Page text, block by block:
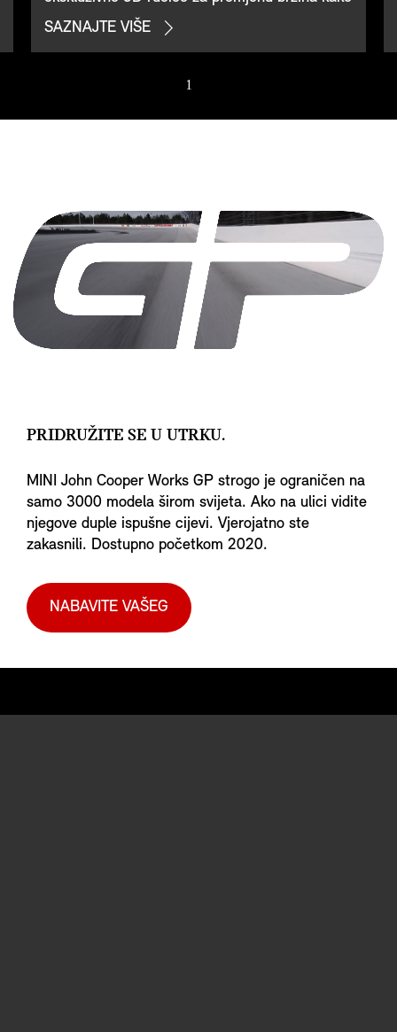
bismo ubrzanje doveli na potpuno novo
iskustvo. Postavljene na upravljač i ukrašene
osjećaj trkaće staze omogućujući još brže
SAZNAJTE VIŠE
1
PRIDRUŽITE SE U UTRKU.
MINI John Cooper Works GP strogo je ograničen na
samo 3000 modela širom svijeta. Ako na ulici vidite
njegove duple ispušne cijevi. Vjerojatno ste
zakasnili. Dostupno početkom 2020.
NABAVITE VAŠEG